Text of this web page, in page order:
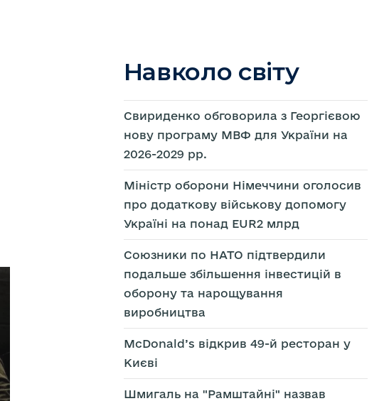
Навколо світу
Свириденко обговорила з Георгієвою
нову програму МВФ для України на
2026-2029 рр.
Міністр оборони Німеччини оголосив
про додаткову військову допомогу
Україні на понад EUR2 млрд
Союзники по НАТО підтвердили
подальше збільшення інвестицій в
оборону та нарощування
виробництва
McDonald’s відкрив 49-й ресторан у
Києві
Шмигаль на "Рамштайні" назвав